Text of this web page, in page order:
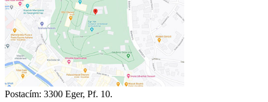
Postacím: 3300 Eger, Pf. 10.